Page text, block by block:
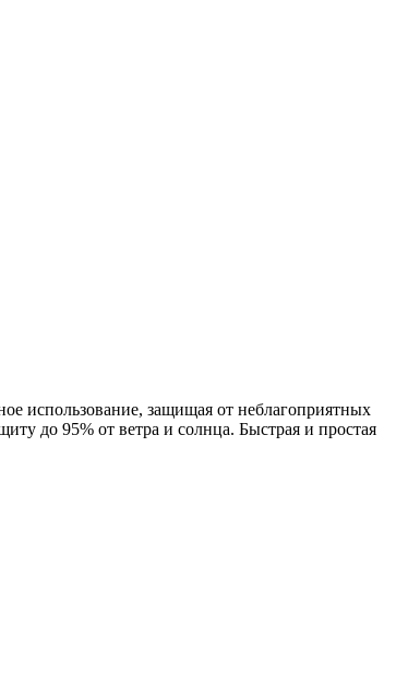
использование, защищая от неблагоприятных
до 95% от ветра и солнца. Быстрая и простая